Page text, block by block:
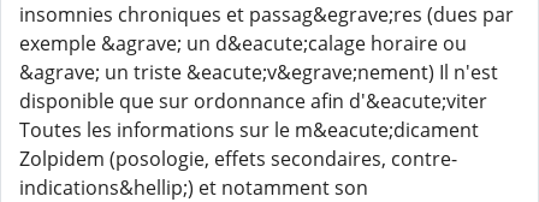
insomnies chroniques et passag&egrave;res (dues par
exemple &agrave; un d&eacute;calage horaire ou
&agrave; un triste &eacute;v&egrave;nement) Il n'est
disponible que sur ordonnance afin d'&eacute;viter
Toutes les informations sur le m&eacute;dicament
Zolpidem (posologie, effets secondaires, contre-
indications&hellip;) et notamment son